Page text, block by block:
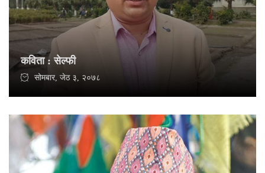
कविता : सेल्फी
सोमबार, जेठ ३, २०७८